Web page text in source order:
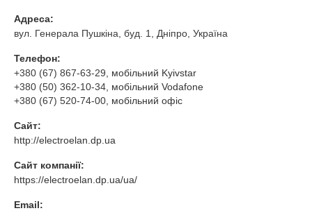
Адреса:
вул. Генерала Пушкіна, буд. 1, Дніпро, Україна
Телефон:
+380 (67) 867-63-29 , мобільний Kyivstar
+380 (50) 362-10-34 , мобільний Vodafone
+380 (67) 520-74-00 , мобільний офіс
Сайт:
http://electroelan.dp.ua
Сайт компанії:
https://electroelan.dp.ua/ua/
Email: